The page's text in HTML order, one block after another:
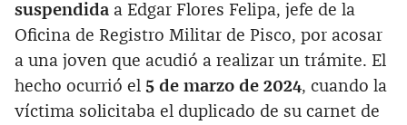
suspendida a Edgar Flores Felipa, jefe de la
Oficina de Registro Militar de Pisco, por acosar
a una joven que acudió a realizar un trámite. El
hecho ocurrió el 5 de marzo de 2024, cuando la
víctima solicitaba el duplicado de su carnet de